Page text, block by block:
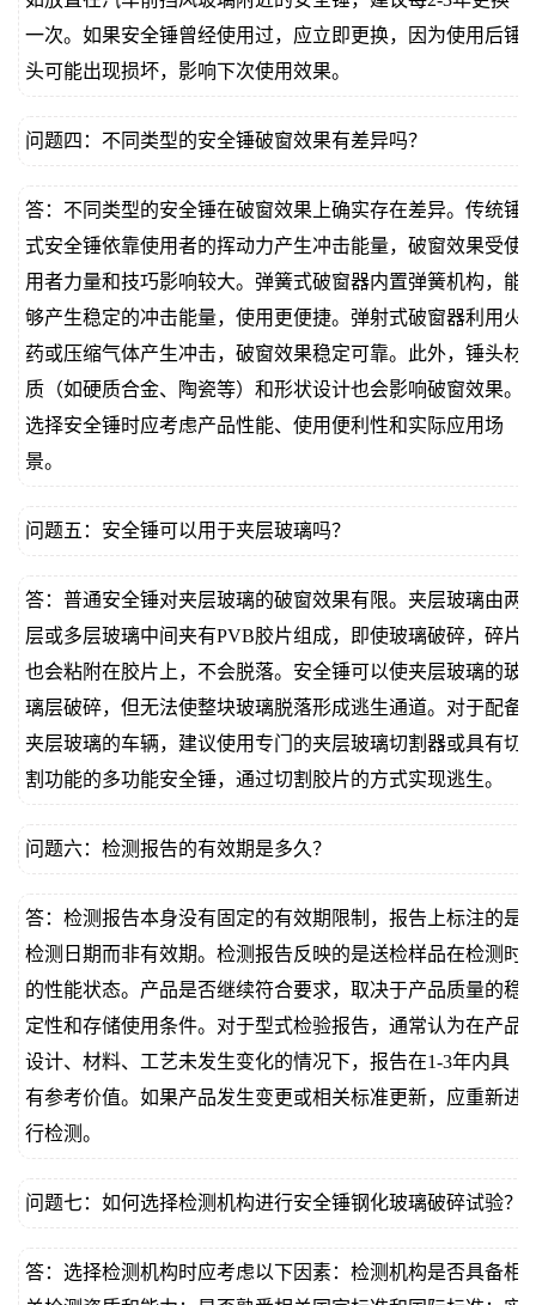
一次。如果安全锤曾经使用过，应立即更换，因为使用后锤
头可能出现损坏，影响下次使用效果。
问题四：不同类型的安全锤破窗效果有差异吗？
答：不同类型的安全锤在破窗效果上确实存在差异。传统锤
式安全锤依靠使用者的挥动力产生冲击能量，破窗效果受使
用者力量和技巧影响较大。弹簧式破窗器内置弹簧机构，能
够产生稳定的冲击能量，使用更便捷。弹射式破窗器利用火
药或压缩气体产生冲击，破窗效果稳定可靠。此外，锤头材
质（如硬质合金、陶瓷等）和形状设计也会影响破窗效果。
选择安全锤时应考虑产品性能、使用便利性和实际应用场
景。
问题五：安全锤可以用于夹层玻璃吗？
答：普通安全锤对夹层玻璃的破窗效果有限。夹层玻璃由两
层或多层玻璃中间夹有PVB胶片组成，即使玻璃破碎，碎片
也会粘附在胶片上，不会脱落。安全锤可以使夹层玻璃的玻
璃层破碎，但无法使整块玻璃脱落形成逃生通道。对于配备
夹层玻璃的车辆，建议使用专门的夹层玻璃切割器或具有切
割功能的多功能安全锤，通过切割胶片的方式实现逃生。
问题六：检测报告的有效期是多久？
答：检测报告本身没有固定的有效期限制，报告上标注的是
检测日期而非有效期。检测报告反映的是送检样品在检测时
的性能状态。产品是否继续符合要求，取决于产品质量的稳
定性和存储使用条件。对于型式检验报告，通常认为在产品
设计、材料、工艺未发生变化的情况下，报告在1-3年内具
有参考价值。如果产品发生变更或相关标准更新，应重新进
行检测。
问题七：如何选择检测机构进行安全锤钢化玻璃破碎试验？
答：选择检测机构时应考虑以下因素：检测机构是否具备相